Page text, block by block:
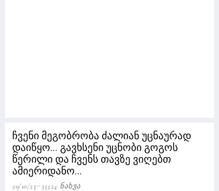
ჩვენი მეგობრობა ძალიან უცნაურად
დაიწყო... გავხსენი უცნობი გოგოს
წერილი და ჩვენს თავზე ვიღებთ
ამიერიდანო...
29/10/23 35524 Ნახვა